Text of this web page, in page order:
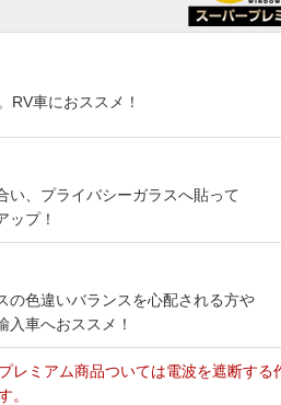
RV車におススメ！
い、プライバシーガラスへ貼って
ップ！
の色違いバランスを心配される方や
入車へおススメ！
レミアム商品ついては電波を遮断す
。